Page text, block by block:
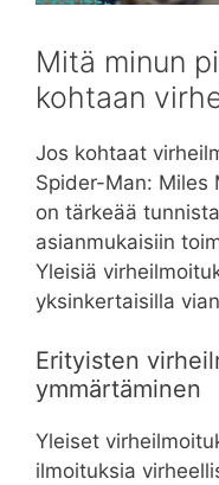
Mitä minun
kohtaan
Jos kohtaat
Spider-Man: Miles
on tärkeää
asianmukaisiin
Yleisiä
yksinkertaisilla
Erityisten
ymmärtäminen
Yleiset
ilmoituksia